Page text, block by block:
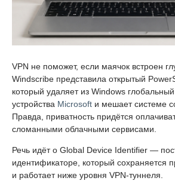
VPN не поможет, если маячок встроен
Windscribe представила открытый
который удаляет из Windows
устройства Microsoft и мешает системе
Правда, приватность придётся
сломанными облачными сервисами.
Речь идёт о Global Device Identifier —
идентификаторе, который сохраняется
и работает ниже уровня VPN-туннеля.